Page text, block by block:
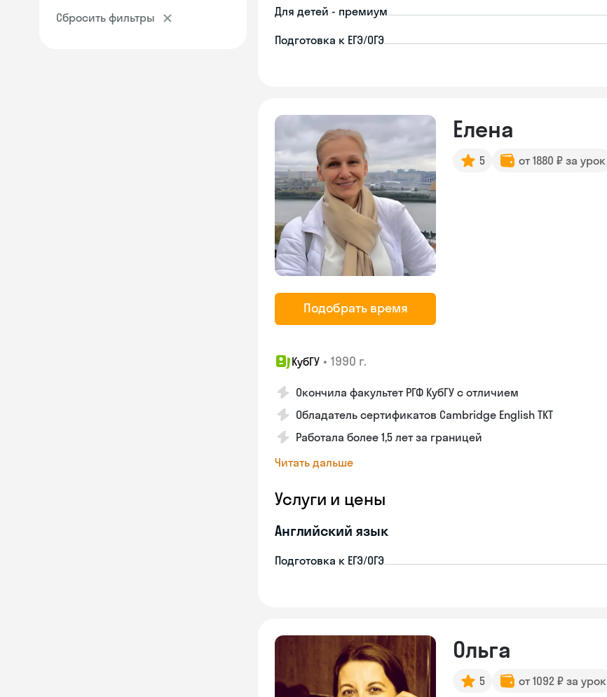
Сбросить фильтры Для детей - премиум
Подготовка к ЕГЭ/ОГЭ
Подобрать время
Елена
5 от 1880 ₽ за урок
КубГУ • 1990 г.
Окончила факультет РГФ КубГУ с отличием
Обладатель сертификатов Cambridge English TKT
Работала более 1,5 лет за границей
Читать дальше
Услуги и цены
Английский язык
Подготовка к ЕГЭ/ОГЭ
Ольга
5 от 1092 ₽ за урок